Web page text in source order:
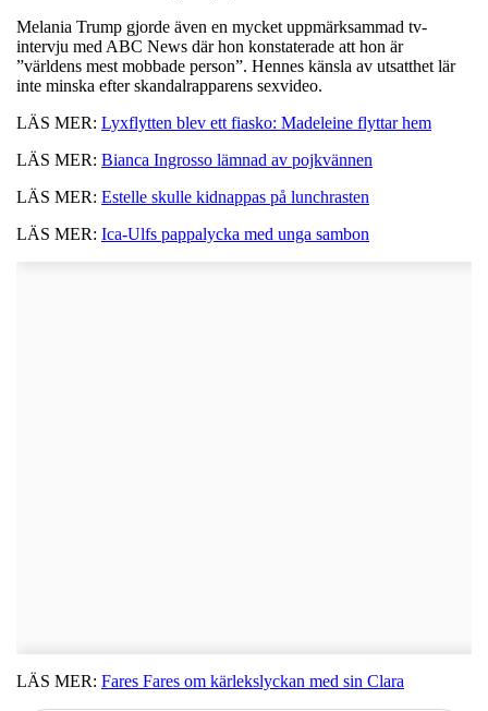
Melania Trump gjorde även en mycket uppmärksammad tv-
intervju med ABC News där hon konstaterade att hon är
”världens mest mobbade person”. Hennes känsla av utsatthet lär
inte minska efter skandalrapparens sexvideo.
LÄS MER: Lyxflytten blev ett fiasko: Madeleine flyttar hem
LÄS MER: Bianca Ingrosso lämnad av pojkvännen
LÄS MER: Estelle skulle kidnappas på lunchrasten
LÄS MER: Ica-Ulfs pappalycka med unga sambon
LÄS MER: Fares Fares om kärlekslyckan med sin Clara